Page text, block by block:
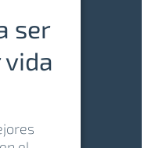
ser